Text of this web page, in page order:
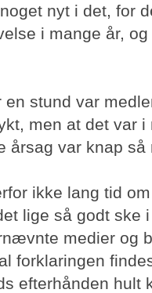
nyt i det, for
i mange år, og
stund var
men at det var i
årsag var knap så
ikke lang tid
lige så godt ske
medier og
forklaringen
efterhånden hult